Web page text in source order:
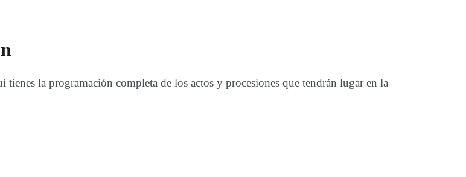
tienes la programación completa de los actos y procesiones que tendrán lugar en la